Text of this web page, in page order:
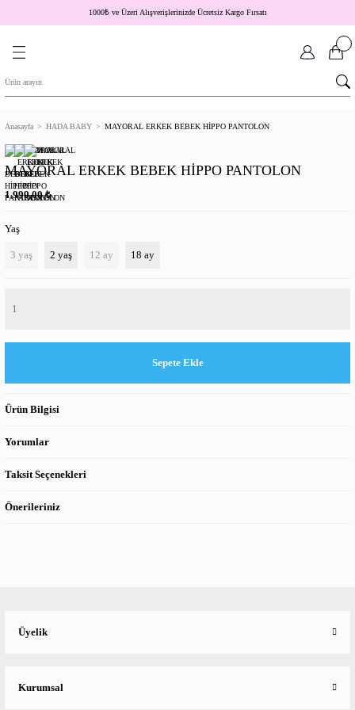
1000₺ve Üzeri Alışverişlerinizde Ücretsiz Kargo Fırsatı
Anasayfa HADA BABY MAYORAL ERKEK BEBEK HİPPO PANTOLON
MAYORAL ERKEK BEBEK HİPPO PANTOLON
1.999,00₺
Yaş
3 yaş 2 yaş 12 ay 18 ay
Sepete Ekle
Ürün Bilgisi
Yorumlar
Taksit Seçenekleri
Önerileriniz
Üyelik
Kurumsal